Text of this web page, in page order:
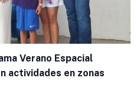
Verano Espacial
actividades en zonas